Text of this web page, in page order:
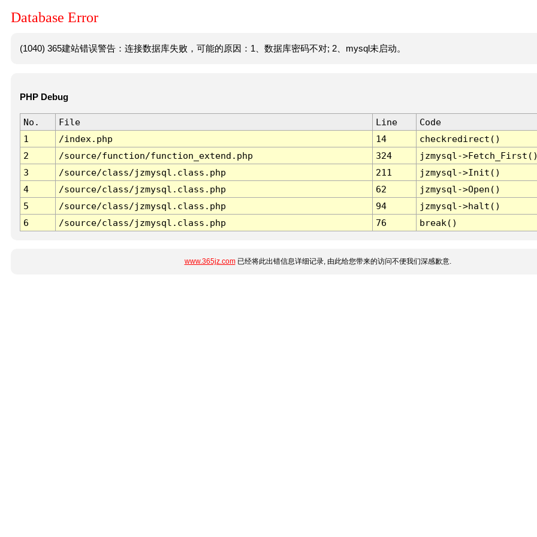
Database Error
(1040) 365建站错误警告：连接数据库失败，可能的原因：1、数据库密码不对; 2、mysql未启动。
PHP Debug
No. File Line
Code
1
/index.php 14
checkredirect()
2
/source/function/function_extend.php 324
jzmysql-
3
/source/class/jzmysql.class.php 211
jzmysql->Init()
4
/source/class/jzmysql.class.php 62
jzmysql->Open()
5
/source/class/jzmysql.class.php 94
jzmysql->halt()
6
/source/class/jzmysql.class.php 76 break()
www.365jz.com已经将此出错信息详细记录, 由此给您带来的访问不便我们深感歉意.